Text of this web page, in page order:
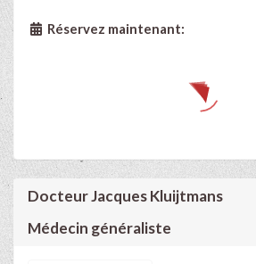
Réservez maintenant:
Docteur Jacques Kluijtmans
Médecin généraliste